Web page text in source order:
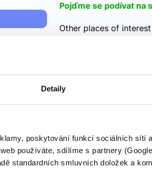
Detaily
poskytování funkcí sociálních sítí
používáte, sdílíme s partnery
standardních smluvních doložek a
Pojďme se podívat na
Other places of
zoologickou zahrada
nějak logicky obejít.
"ser"
SER – být
somos – jsme sois –
u trvalých stavů: